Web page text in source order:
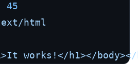
45
html
works!</h1></